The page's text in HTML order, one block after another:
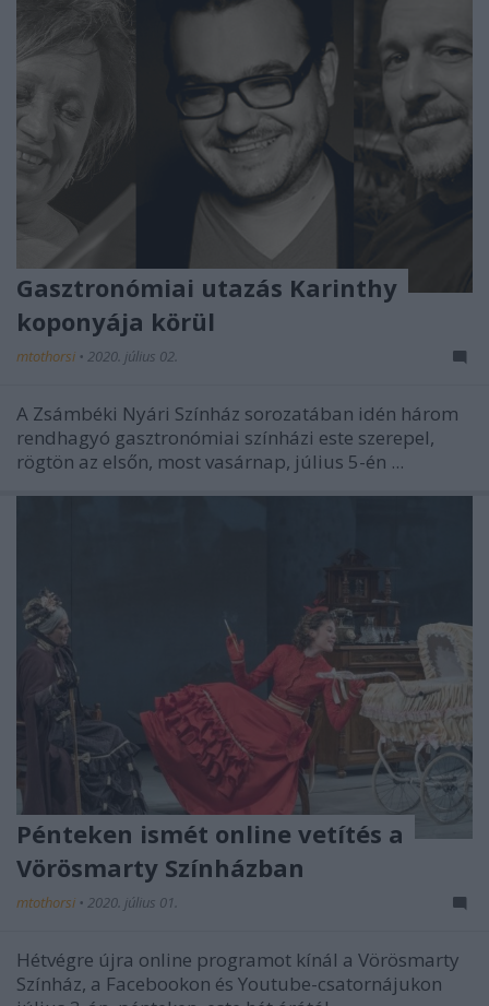
Gasztronómiai utazás Karinthy
koponyája körül
mtothorsi • 2020. július 02.
A Zsámbéki Nyári Színház sorozatában idén három
rendhagyó gasztronómiai színházi este szerepel,
rögtön az elsőn, most vasárnap, július 5-én ...
Pénteken ismét online vetítés a
Vörösmarty Színházban
mtothorsi • 2020. július 01.
Hétvégre újra online programot kínál a Vörösmarty
Színház, a Facebookon és Youtube-csatornájukon